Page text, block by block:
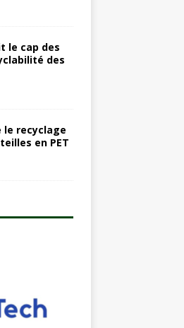
le cap des
des
le recyclage
en PET